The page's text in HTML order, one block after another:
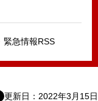
緊急情報RSS
更新日：2022年3月15日